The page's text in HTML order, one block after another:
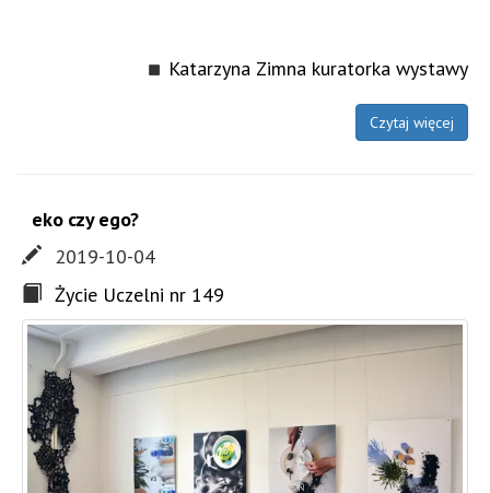
Katarzyna Zimna kuratorka wystawy
Czytaj więcej
eko czy ego?
2019-10-04
Życie Uczelni nr 149